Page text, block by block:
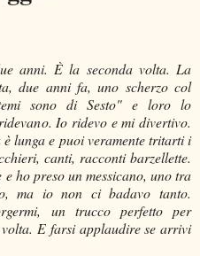
anni. È la seconda volta. La
due anni fa, uno scherzo col
sono di Sesto" e loro lo
Io ridevo e mi divertivo.
lunga e puoi veramente tritarti i
canti, racconti barzellette.
ho preso un messicano, uno tra
ma io non ci badavo tanto.
un trucco perfetto per
E farsi applaudire se arrivi